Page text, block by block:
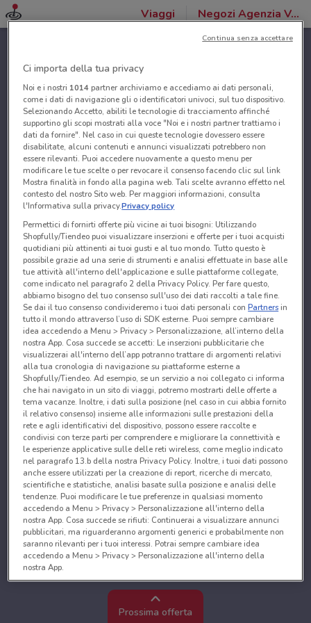
Viaggi Negozi Agenzia VeraStore
Prossima offerta
Ci importa della tua privacy
Noi e i nostri 1014partner archiviamo e accediamo ai dati personali,
come i dati di navigazione gli o identificatori univoci, sul tuo dispositivo.
Selezionando Accetto, abiliti le tecnologie di tracciamento affinché
supportino gli scopi mostrati alla voce "Noi e i nostri partner trattiamo i
dati da fornire". Nel caso in cui queste tecnologie dovessero essere
disabilitate, alcuni contenuti e annunci visualizzati potrebbero non
essere rilevanti. Puoi accedere nuovamente a questo menu per
modificare le tue scelte o per revocare il consenso facendo clic sul link
Mostra finalità in fondo alla pagina web. Tali scelte avranno effetto nel
contesto del nostro Sito web. Per maggiori informazioni, consulta
l'Informativa sulla privacy.Privacy policy
Permettici di fornirti offerte più vicine ai tuoi bisogni: Utilizzando
Shopfully/Tiendeo puoi visualizzare inserzioni e offerte per i tuoi acquisti
quotidiani più attinenti ai tuoi gusti e al tuo mondo. Tutto questo è
possibile grazie ad una serie di strumenti e analisi effettuate in base alle
tue attività all'interno dell'applicazione e sulle piattaforme collegate,
come indicato nel paragrafo 2 della Privacy Policy. Per fare questo,
abbiamo bisogno del tuo consenso sull'uso dei dati raccolti a tale fine.
Se dai il tuo consenso condivideremo i tuoi dati personali conPartnersin
tutto il mondo attraverso l’uso di SDK esterne. Puoi sempre cambiare
idea accedendo a Menu > Privacy > Personalizzazione, all’interno della
nostra App. Cosa succede se accetti: Le inserzioni pubblicitarie che
visualizzerai all'interno dell’app potranno trattare di argomenti relativi
alla tua cronologia di navigazione su piattaforme esterne a
Shopfully/Tiendeo. Ad esempio, se un servizio a noi collegato ci informa
che hai navigato in un sito di viaggi, potremo mostrarti delle offerte a
tema vacanze. Inoltre, i dati sulla posizione (nel caso in cui abbia fornito
il relativo consenso) insieme alle informazioni sulle prestazioni della
rete e agli identificativi del dispositivo, possono essere raccolte e
condivisi con terze parti per comprendere e migliorare la connettività e
le esperienze applicative sulle delle reti wireless, come meglio indicato
nel paragrafo 13.b della nostra Privacy Policy. Inoltre, i tuoi dati possono
anche essere utilizzati per la creazione di report, ricerche di mercato,
scientifiche e statistiche, analisi basate sulla posizione e analisi delle
tendenze. Puoi modificare le tue preferenze in qualsiasi momento
accedendo a Menu > Privacy > Personalizzazione all'interno della
nostra App. Cosa succede se rifiuti: Continuerai a visualizzare annunci
pubblicitari, ma riguarderanno argomenti generici e probabilmente non
saranno rilevanti per i tuoi interessi. Potrai sempre cambiare idea
accedendo a Menu > Privacy > Personalizzazione all'interno della
nostra App.
Noi e i nostri partner trattiamo i dati per fornire:
Utilizzare dati di geolocalizzazione precisi. Scansione attiva delle
caratteristiche del dispositivo ai fini dell’identificazione. Archiviare
Continua senza accettare